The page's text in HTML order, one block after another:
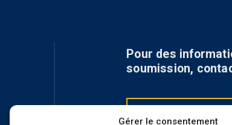
Gérer le consentement
Pour des
soumission,
418 547-1285